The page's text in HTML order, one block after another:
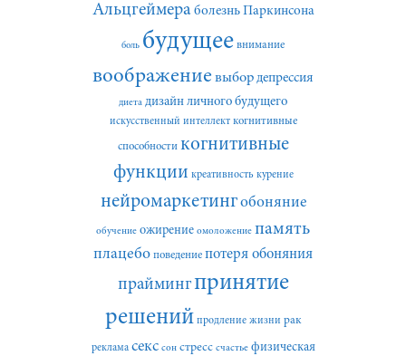
Альцгеймера болезнь Паркинсона
боль будущее внимание
воображение выбор депрессия
диета дизайн личного будущего
искусственный интеллект когнитивные
способности когнитивные
функции креативность курение
нейромаркетингобоняние
обучение ожирение омоложение память
плацебо поведение потеря обоняния
праймингпринятие
решений продление жизни рак
реклама секс сон стресс счастье физическая